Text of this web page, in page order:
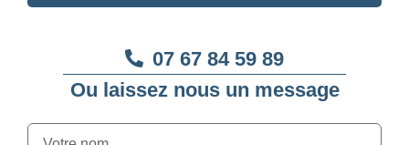
07 67 84 59 89
Ou laissez nous un message